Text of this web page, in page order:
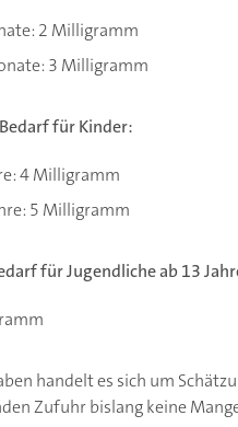
2 Milligramm
3 Milligramm
für Kinder:
4 Milligramm
5 Milligramm
für Jugendliche ab 13
handelt es sich um
Zufuhr bislang keine